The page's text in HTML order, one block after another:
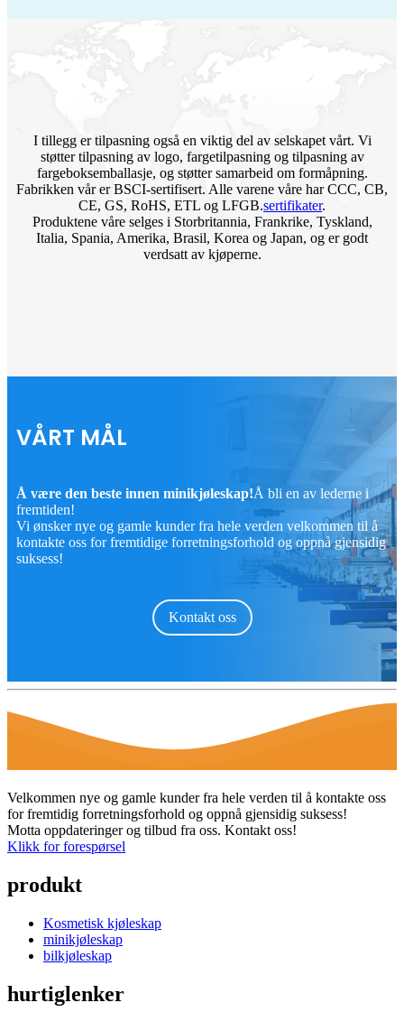
I tillegg er tilpasning også en viktig del av selskapet vårt. Vi
støtter tilpasning av logo, fargetilpasning og tilpasning av
fargeboksemballasje, og støtter samarbeid om formåpning.
Fabrikken vår er BSCI-sertifisert. Alle varene våre har CCC, CB,
CE, GS, RoHS, ETL og LFGB.sertifikater.
Produktene våre selges i Storbritannia, Frankrike, Tyskland,
Italia, Spania, Amerika, Brasil, Korea og Japan, og er godt
verdsatt av kjøperne.
VÅRT MÅL
Å være den beste innen minikjøleskap!Å bli en av lederne i
fremtiden!
Vi ønsker nye og gamle kunder fra hele verden velkommen til å
kontakte oss for fremtidige forretningsforhold og oppnå gjensidig
suksess!
Kontakt oss
Velkommen nye og gamle kunder fra hele verden til å kontakte oss
for fremtidig forretningsforhold og oppnå gjensidig suksess!
Motta oppdateringer og tilbud fra oss. Kontakt oss!
Klikk for forespørsel
produkt
Kosmetisk kjøleskap
minikjøleskap
bilkjøleskap
hurtiglenker